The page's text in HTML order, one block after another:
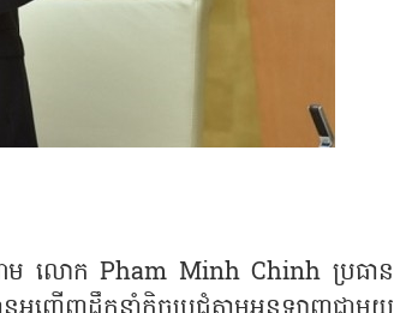
ាម លោក Pham Minh Chinh ប្រធាន